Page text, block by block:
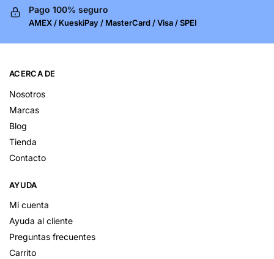
Pago 100% seguro
AMEX / KueskiPay / MasterCard / Visa / SPEI
ACERCA DE
Nosotros
Marcas
Blog
Tienda
Contacto
AYUDA
Mi cuenta
Ayuda al cliente
Preguntas frecuentes
Carrito